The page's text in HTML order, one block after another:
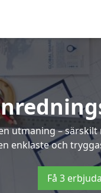
utmaning –
enklaste och
Få 3